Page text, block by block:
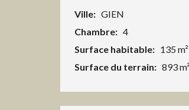
Ville: GIEN
Chambre: 4
Surface habitable: 135 m²
Surface du terrain: 893 m²